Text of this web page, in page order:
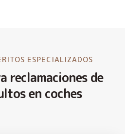
ESPECIALIZADOS
reclamaciones de
en coches